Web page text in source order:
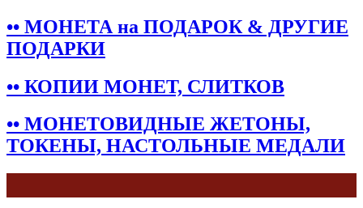
•• МОНЕТА на ПОДАРОК & ДРУГИЕ
ПОДАРКИ
•• КОПИИ МОНЕТ, СЛИТКОВ
•• МОНЕТОВИДНЫЕ ЖЕТОНЫ,
ТОКЕНЫ, НАСТОЛЬНЫЕ МЕДАЛИ